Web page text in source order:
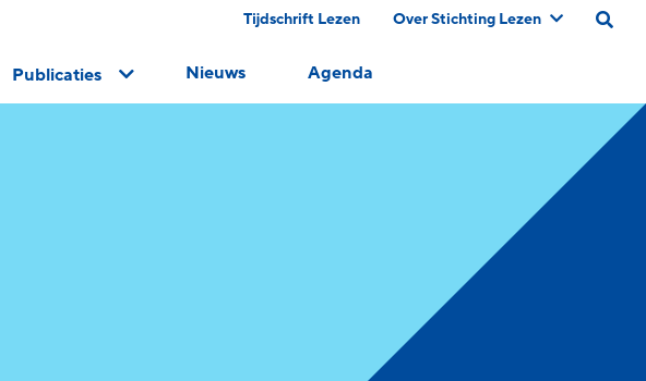
Tijdschrift Lezen Over Stichting Lezen
Publicaties Nieuws Agenda